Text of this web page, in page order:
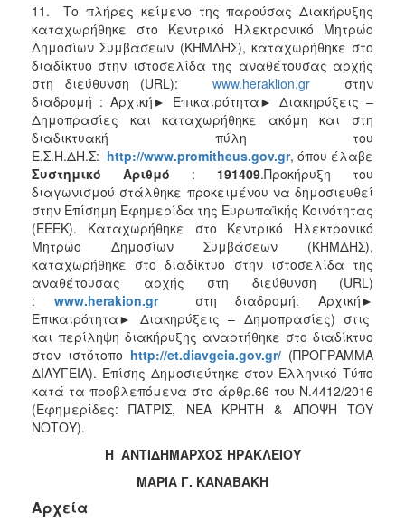
11. Το πλήρες κείμενο της παρούσας Διακήρυξης
καταχωρήθηκε στο Κεντρικό Ηλεκτρονικό Μητρώο
Δημοσίων Συμβάσεων (ΚΗΜΔΗΣ), καταχωρήθηκε στο
διαδίκτυο στην ιστοσελίδα της αναθέτουσας αρχής
στη διεύθυνση (URL):www.heraklion.gr στην
διαδρομή : Αρχική► Επικαιρότητα► Διακηρύξεις –
Δημοπρασίες και καταχωρήθηκε ακόμη και στη
διαδικτυακή πύλη του
Ε.Σ.Η.ΔΗ.Σ: http://www.promitheus.gov.gr, όπου έλαβε
Συστημικό Αριθμό : 191409.Προκήρυξη του
διαγωνισμού στάλθηκε προκειμένου να δημοσιευθεί
στην Επίσημη Εφημερίδα της Ευρωπαϊκής Κοινότητας
(ΕΕΕΚ). Καταχωρήθηκε στο Κεντρικό Ηλεκτρονικό
Μητρώο Δημοσίων Συμβάσεων (ΚΗΜΔΗΣ),
καταχωρήθηκε στο διαδίκτυο στην ιστοσελίδα της
αναθέτουσας αρχής στη διεύθυνση (URL)
: www.herakion.grστη διαδρομή: Αρχική►
Επικαιρότητα► Διακηρύξεις – Δημοπρασίες) στις
και περίληψη διακήρυξης αναρτήθηκε στο διαδίκτυο
στον ιστότοπο http://et.diavgeia.gov.gr/ (ΠΡΟΓΡΑΜΜΑ
ΔΙΑΥΓΕΙΑ). Επίσης Δημοσιεύτηκε στον Ελληνικό Τύπο
κατά τα προβλεπόμενα στο άρθρ.66 του Ν.4412/2016
(Εφημερίδες: ΠΑΤΡΙΣ, ΝΕΑ ΚΡΗΤΗ & ΑΠΟΨΗ ΤΟΥ
ΝΟΤΟΥ).
Η ΑΝΤΙΔΗΜΑΡΧΟΣ ΗΡΑΚΛΕΙΟΥ
ΜΑΡΙΑ Γ. ΚΑΝΑΒΑΚΗ
Αρχεία